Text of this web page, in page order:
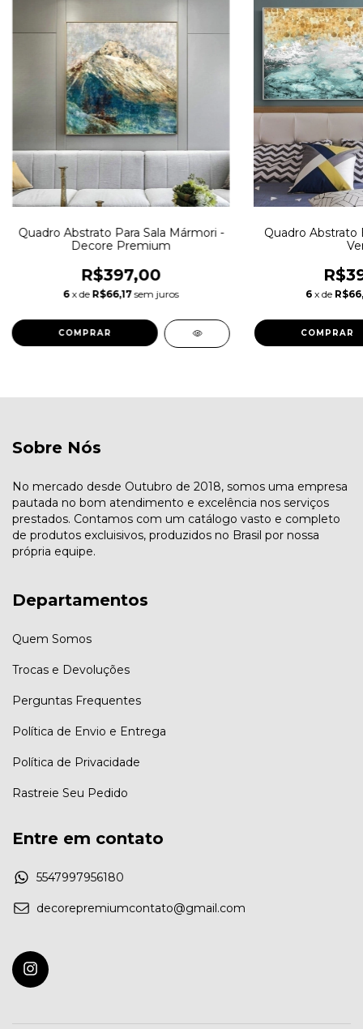
Quadro Abstrato Para Sala Mármori -
Decore Premium
R$397,00
6 x de R$66,17 sem juros
COMPRAR
Quadro Abstrato
6 x de
COMPRAR
Sobre Nós
No mercado desde Outubro de 2018, somos uma empresa
pautada no bom atendimento e excelência nos serviços
prestados. Contamos com um catálogo vasto e completo
de produtos excluisivos, produzidos no Brasil por nossa
própria equipe.
Departamentos
Quem Somos
Trocas e Devoluções
Perguntas Frequentes
Política de Envio e Entrega
Política de Privacidade
Rastreie Seu Pedido
Entre em contato
5547997956180
decorepremiumcontato@gmail.com